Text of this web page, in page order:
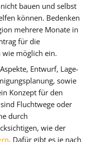
bauen und selbst
können. Bedenken
mehrere Monate in
für die
möglich ein.
Entwurf, Lage-
sowie
Konzept für den
Fluchtwege oder
durch
wie der
. Dafür gibt es je nach